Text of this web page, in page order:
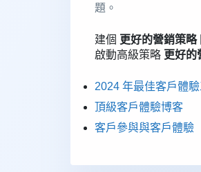
題。
建個 更好的營銷策略
啟動高級策略 更好的
2024 年最佳客戶體
頂級客戶體驗博客
客戶參與與客戶體驗